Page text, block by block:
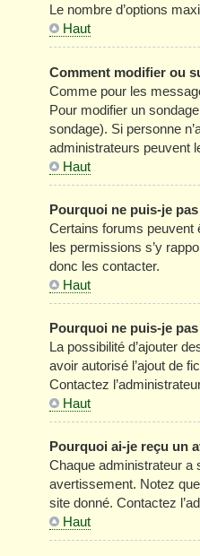
Le nombre d’options
Haut
Comment modifier ou
Comme pour les
Pour modifier un
sondage). Si personne
administrateurs peuvent
Haut
Pourquoi ne puis-je
Certains forums peuvent
les permissions s’y
donc les contacter.
Haut
Pourquoi ne puis-je
La possibilité d’ajouter
avoir autorisé l’ajout de
Contactez
Haut
Pourquoi ai-je reçu un
Chaque administrateur a
avertissement. Notez
site donné. Contactez
Haut